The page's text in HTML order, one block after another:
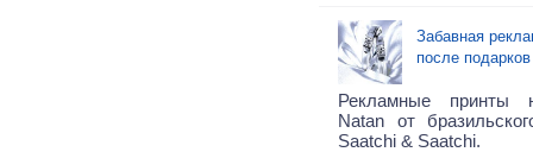
Забавная
после
Рекламные принты
Natan от
Saatchi & Saatchi.